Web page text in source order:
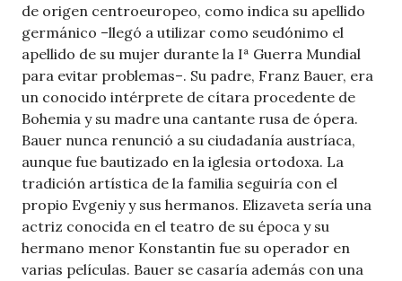
de origen centroeuropeo, como indica su apellido
germánico –llegó a utilizar como seudónimo el
apellido de su mujer durante la Iª Guerra Mundial
para evitar problemas–. Su padre, Franz Bauer, era
un conocido intérprete de cítara procedente de
Bohemia y su madre una cantante rusa de ópera.
Bauer nunca renunció a su ciudadanía austríaca,
aunque fue bautizado en la iglesia ortodoxa. La
tradición artística de la familia seguiría con el
propio Evgeniy y sus hermanos. Elizaveta sería una
actriz conocida en el teatro de su época y su
hermano menor Konstantin fue su operador en
varias películas. Bauer se casaría además con una